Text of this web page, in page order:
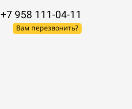
+7 958 111-04-11
Вам перезвонить?